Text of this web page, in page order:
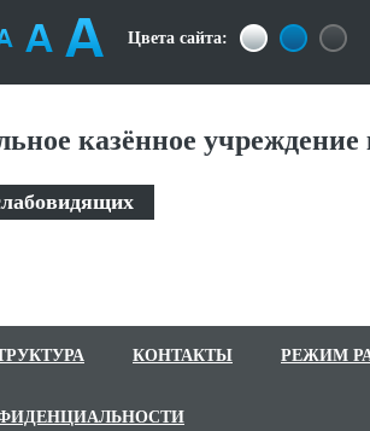
Цвета сайта:
казённое
КОНТАКТЫ РЕЖИМ